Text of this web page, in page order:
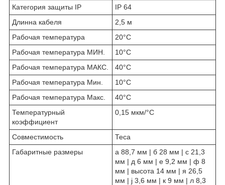
Категория защиты IP
IP 64
Длинна кабеля
2,5 м
Рабочая температура
20°С
Рабочая температура МИН.
10°С
Рабочая температура МАКС.
40°С
Рабочая температура Мин.
10°С
Рабочая температура Макс.
40°С
Температурный
коэффициент
0,15 мкм/°С
Совместимость
Теса
Габаритные размеры
а 88,7 мм | б 28 мм | с 21,3
мм | д 6 мм | е 9,2 мм | ф 8
мм | высота 14 мм | я 26,5
мм | j 3,6 мм | к 9 мм | л 8,3